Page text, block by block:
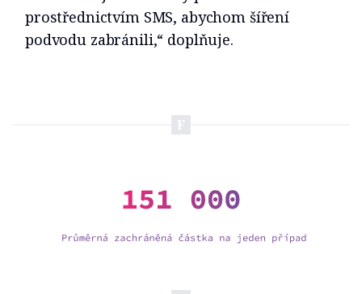
prostřednictvím SMS, abychom šíření
podvodu zabránili,“ doplňuje.